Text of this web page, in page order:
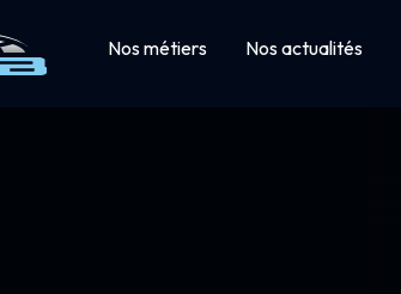
Nos métiers Nos actualités